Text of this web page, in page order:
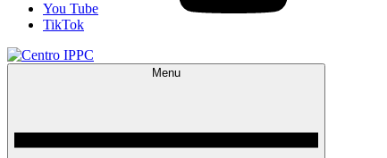
You Tube
TikTok
Menu